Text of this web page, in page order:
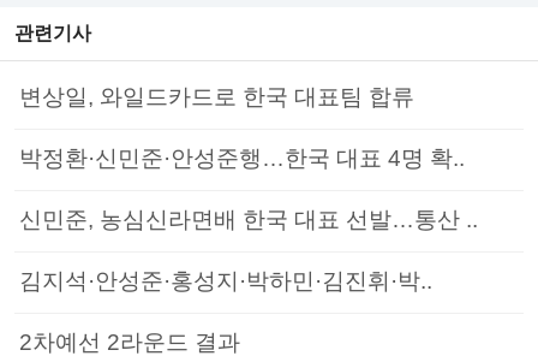
관련기사
변상일, 와일드카드로 한국 대표팀 합류
박정환·신민준·안성준행…한국 대표 4명 확..
신민준, 농심신라면배 한국 대표 선발…통산 ..
김지석·안성준·홍성지·박하민·김진휘·박..
2차예선 2라운드 결과